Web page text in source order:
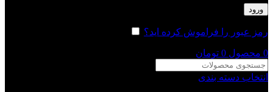
ورود
رمز عبور را فراموش کرده اید؟
0 محصول 0 تومان
انتخاب دسته بندی